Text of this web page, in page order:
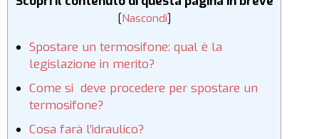
[Nascondi]
Spostare un termosifone: qual è la
legislazione in merito?
Come si deve procedere per spostare un
termosifone?
Cosa farà l’idraulico?